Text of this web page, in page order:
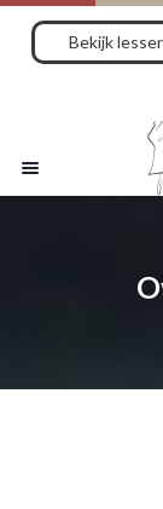
Bekijk